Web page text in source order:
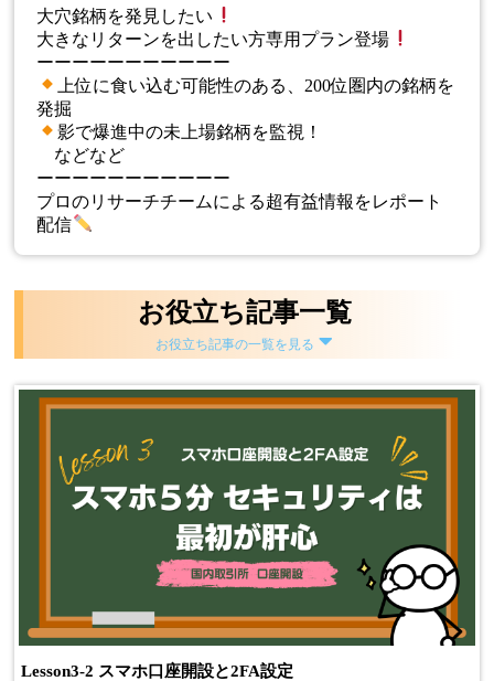
大穴銘柄を発見したい
大きなリターンを出したい方専用プラン登場
ーーーーーーーーーーー
上位に食い込む可能性のある、200位圏内の銘柄を
発掘
影で爆進中の未上場銘柄を監視！
などなど
ーーーーーーーーーーー
プロのリサーチチームによる超有益情報をレポート
配信
お役立ち記事一覧
お役立ち記事の一覧を見る
Lesson3-2 スマホ口座開設と2FA設定